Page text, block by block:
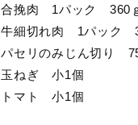
合挽肉 1パック 360
牛細切れ肉 1パック
パセリのみじん切り
玉ねぎ 小1個
トマト 小1個